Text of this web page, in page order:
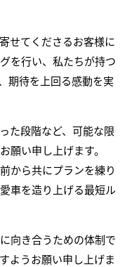
せてくださるお客様に
を行い、私たちが持つ
期待を上回る感動を実
た段階など、可能な限
願い申し上げます。
から共にプランを練り
車を造り上げる最短ル
向き合うための体制で
ようお願い申し上げま